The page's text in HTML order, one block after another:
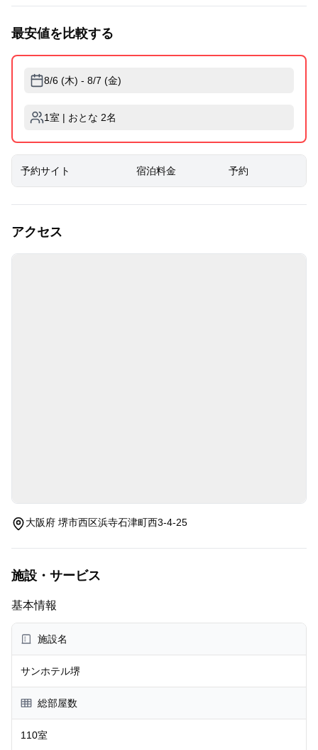
最安値を比較する
8/6 (木) - 8/7 (金)
1室 | おとな 2名
予約サイト 宿泊料金 予約
アクセス
大阪府 堺市西区浜寺石津町西3-4-25
施設・サービス
基本情報
施設名
サンホテル堺
総部屋数
110室